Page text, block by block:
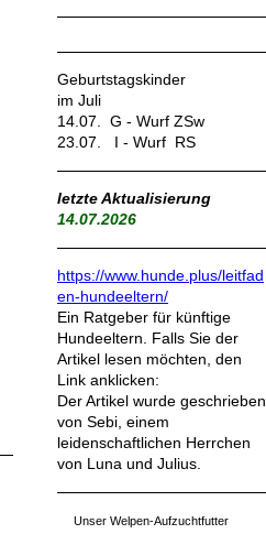
Geburtstagskinder
im Juli
14.07. G - Wurf ZSw
23.07. I - Wurf RS
letzte Aktualisierung
14.07.2026
https://www.hunde.plus/leitfad
en-hundeeltern/
Ein Ratgeber für künftige
Hundeeltern. Falls Sie der
Artikel lesen möchten, den
Link anklicken:
Der Artikel wurde geschrieben
von Sebi, einem
leidenschaftlichen Herrchen
von Luna und Julius.
Unser Welpen-Aufzuchtfutter